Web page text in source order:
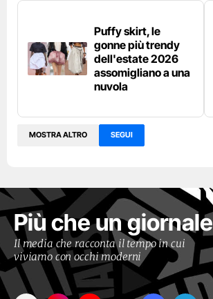
Puffy skirt, le
gonne più trendy
dell'estate 2026
assomigliano a una
nuvola
MOSTRA ALTRO SEGUI
Più che un giornale
Il media che racconta il tempo in cui
viviamo con occhi moderni